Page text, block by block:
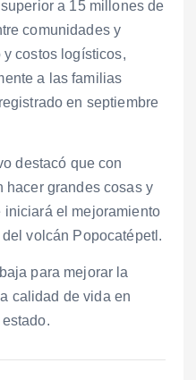
a 15 millones de
comunidades y
costos logísticos,
a las familias
en septiembre
destacó que con
hacer grandes cosas y
el mejoramiento
volcán Popocatépetl.
para mejorar la
calidad de vida en